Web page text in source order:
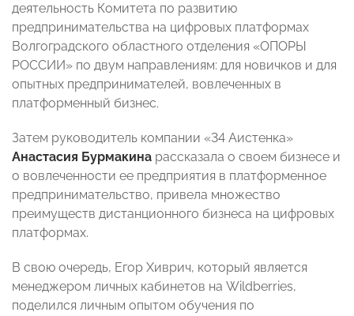
деятельность Комитета по развитию
предпринимательства на цифровых платформах
Волгоградского областного отделения «ОПОРЫ
РОССИИ» по двум направлениям: для новичков и для
опытных предпринимателей, вовлеченных в
платформенный бизнес.
Затем руководитель компании «34 Аистенка»
Анастасия Бурмакина рассказала о своем бизнесе и
о вовлеченности ее предприятия в платформенное
предпринимательство, привела множество
преимуществ дистанционного бизнеса на цифровых
платформах.
В свою очередь, Егор Хиврич, который является
менеджером личных кабинетов на Wildberries,
поделился личным опытом обучения по